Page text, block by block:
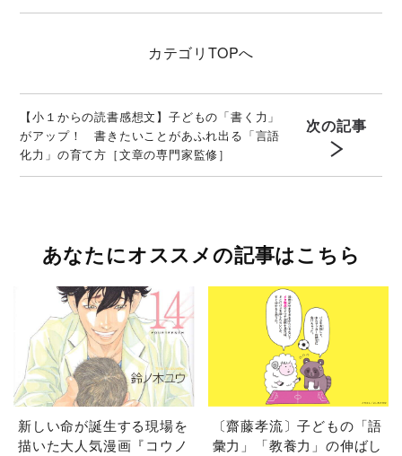
カテゴリ TOPへ
【小１からの読書感想文】子どもの「書く力」
がアップ！ 書きたいことがあふれ出る「言語
化力」の育て方［文章の専門家監修］
次の記事
あなたにオススメの記事はこちら
新しい命が誕生する現場を
描いた大人気漫画『コウノ
〔齋藤孝流〕子どもの「語
彙力」「教養力」の伸ばし